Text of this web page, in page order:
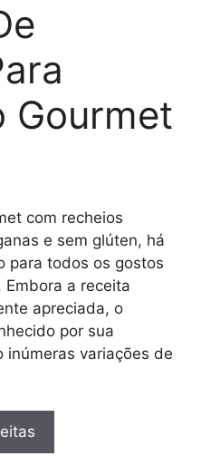
Gourmet
com recheios
e sem glúten, há
para todos os gostos
a receita
apreciada, o
por sua
variações de